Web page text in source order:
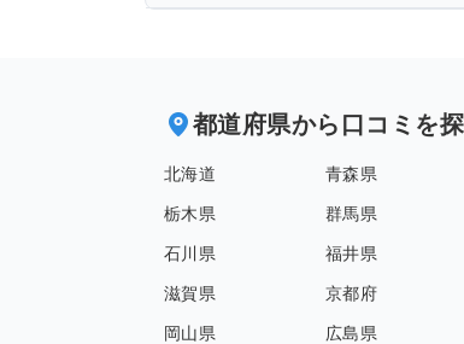
都道府県から口コミを
北海道 青森県
栃木県 群馬県
石川県 福井県
滋賀県 京都府
岡山県 広島県